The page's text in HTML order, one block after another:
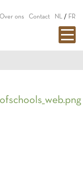
Over ons Contact NL / FR